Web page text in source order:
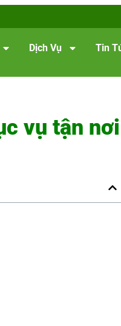
Dịch Vụ Tin
vụ tận nơi